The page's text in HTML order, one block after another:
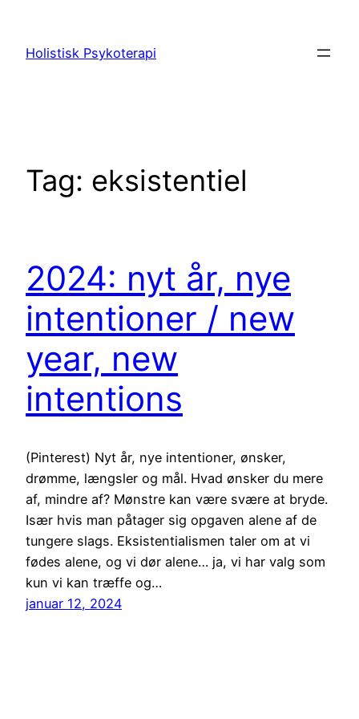
indhold
Holistisk Psykoterapi
Tag: eksistentiel
2024: nyt år, nye
intentioner / new
year, new
intentions
(Pinterest) Nyt år, nye intentioner, ønsker,
drømme, længsler og mål. Hvad ønsker du mere
af, mindre af? Mønstre kan være svære at bryde.
Især hvis man påtager sig opgaven alene af de
tungere slags. Eksistentialismen taler om at vi
fødes alene, og vi dør alene… ja, vi har valg som
kun vi kan træffe og…
januar 12, 2024